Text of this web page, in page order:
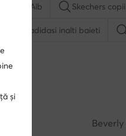
scurți Alb Skechers copii
adidasi inalti baieti
copii
și